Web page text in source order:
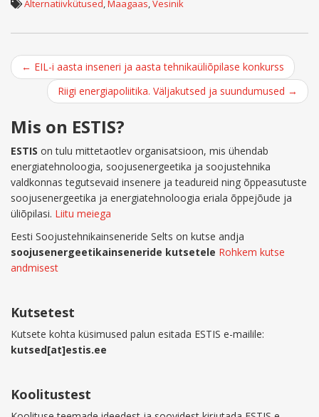
Alternatiivkütused,Maagaas,Vesinik
Post
navigation
← EIL-i aasta inseneri ja aasta tehnikaüliõpilase konkurss
Riigi energiapoliitika. Väljakutsed ja suundumused →
Mis on ESTIS?
ESTIS on tulu mittetaotlev organisatsioon, mis ühendab
energiatehnoloogia, soojusenergeetika ja soojustehnika
valdkonnas tegutsevaid insenere ja teadureid ning õppeasutuste
soojusenergeetika ja energiatehnoloogia eriala õppejõude ja
üliõpilasi. Liitu meiega
Eesti Soojustehnikainseneride Selts on kutse andja
soojusenergeetikainseneride kutsetele Rohkem kutse
andmisest
Kutsetest
Kutsete kohta küsimused palun esitada ESTIS e-mailile:
kutsed[at]estis.ee
Koolitustest